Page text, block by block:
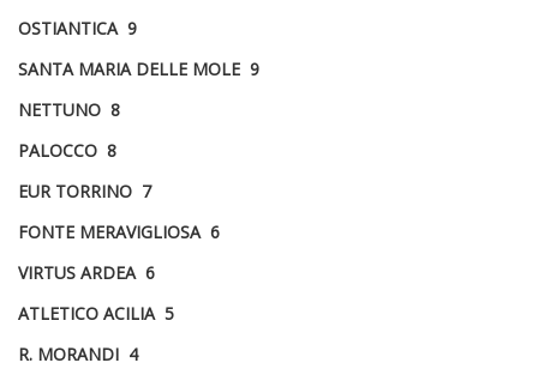
OSTIANTICA 9
SANTA MARIA DELLE MOLE 9
NETTUNO 8
PALOCCO 8
EUR TORRINO 7
FONTE MERAVIGLIOSA 6
VIRTUS ARDEA 6
ATLETICO ACILIA 5
R. MORANDI 4